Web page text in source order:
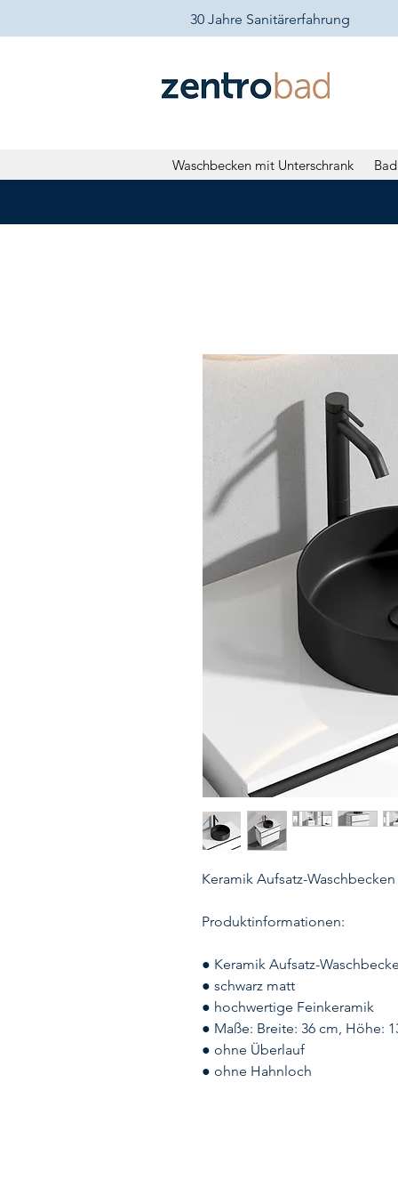
30 Jahre Sanitärerfahrung
Waschbecken mit Unterschrank
Keramik Aufsatz-
Produktinformationen:
● Keramik Aufsatz-
● schwarz matt
● hochwertige Feinkeramik
● Maße: Breite: 36 cm, Höhe:
● ohne Überlauf
● ohne Hahnloch